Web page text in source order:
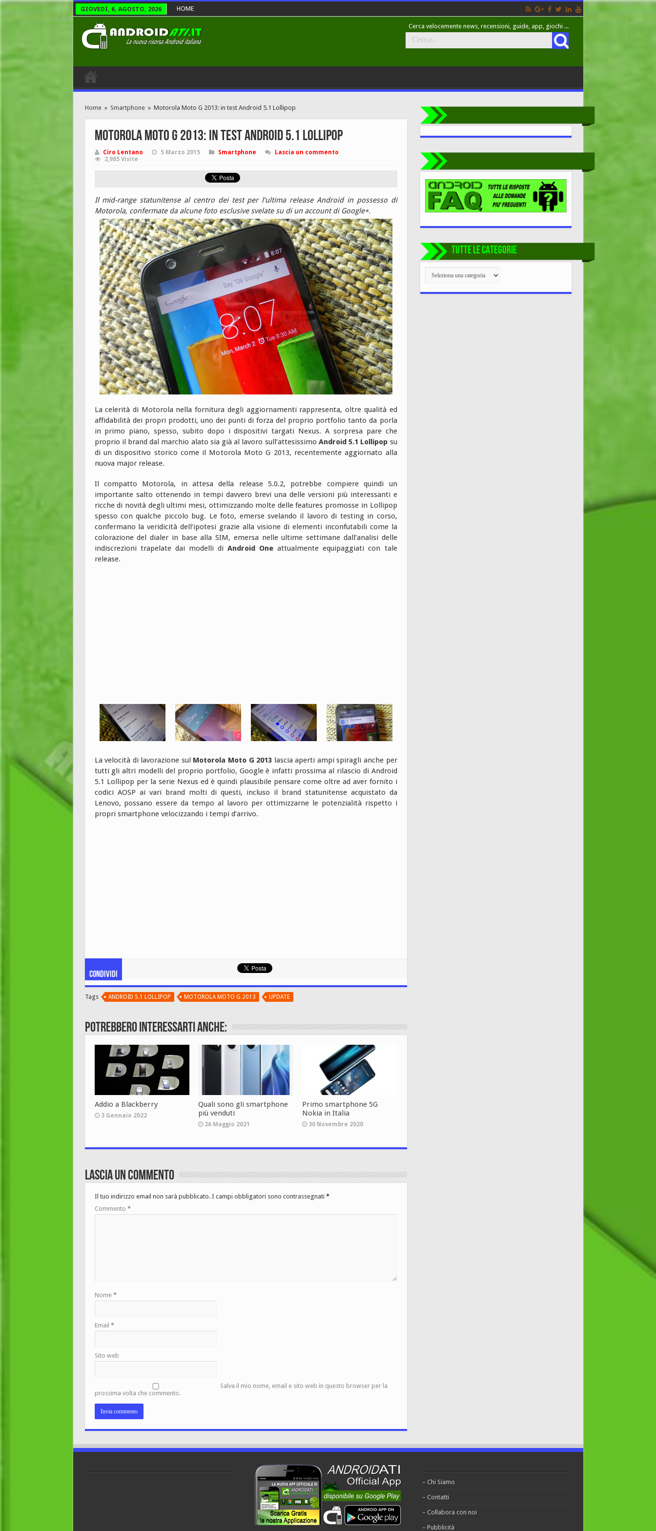
GIOVEDÌ, 6, AGOSTO, 2026 HOME
Cerca velocemente news, recensioni, guide, app, giochi ...
Home » Smartphone » Motorola Moto G 2013: in test Android 5.1 Lollipop
Motorola Moto G 2013: in test Android 5.1 Lollipop
Ciro Lentano 5 Marzo 2015 Smartphone
Lascia un commento
2,985 Visite
Il mid-range statunitense al centro dei test per l’ultima release Android in possesso di
Motorola, confermate da alcune foto esclusive svelate su di un account di Google+.
La celerità di Motorola nella fornitura degli aggiornamenti rappresenta, oltre qualità ed
affidabilità dei propri prodotti, uno dei punti di forza del proprio portfolio tanto da porla
in primo piano, spesso, subito dopo i dispositivi targati Nexus. A sorpresa pare che
proprio il brand dal marchio alato sia già al lavoro sull’attesissimo Android 5.1 Lollipop su
di un dispositivo storico come il Motorola Moto G 2013, recentemente aggiornato alla
nuova major release.
Il compatto Motorola, in attesa della release 5.0.2, potrebbe compiere quindi un
importante salto ottenendo in tempi davvero brevi una delle versioni più interessanti e
ricche di novità degli ultimi mesi, ottimizzando molte delle features promosse in Lollipop
spesso con qualche piccolo bug. Le foto, emerse svelando il lavoro di testing in corso,
confermano la veridicità dell’ipotesi grazie alla visione di elementi inconfutabili come la
colorazione del dialer in base alla SIM, emersa nelle ultime settimane dall’analisi delle
indiscrezioni trapelate dai modelli di Android One attualmente equipaggiati con tale
release.
La velocità di lavorazione sul Motorola Moto G 2013 lascia aperti ampi spiragli anche per
tutti gli altri modelli del proprio portfolio, Google è infatti prossima al rilascio di Android
5.1 Lollipop per la serie Nexus ed è quindi plausibile pensare come oltre ad aver fornito i
codici AOSP ai vari brand molti di questi, incluso il brand statunitense acquistato da
Lenovo, possano essere da tempo al lavoro per ottimizzarne le potenzialità rispetto i
propri smartphone velocizzando i tempi d’arrivo.
Condividi
Tags ANDROID 5.1 LOLLIPOP MOTOROLA MOTO G 2013 UPDATE
Potrebbero interessarti anche:
Addio a Blackberry
3 Gennaio 2022
Quali sono gli smartphone
più venduti
26 Maggio 2021
Primo smartphone 5G
Nokia in Italia
30 Novembre 2020
Lascia un commento
Il tuo indirizzo email non sarà pubblicato. I campi obbligatori sono contrassegnati *
Commento *
Nome *
Email *
Sito web
Salva il mio nome, email e sito web in questo browser per la
prossima volta che commento.
TUTTE LE CATEGORIE
TUTTE
CATEGORIE
– Chi Siamo
– Contatti
– Collabora con noi
– Pubblicità